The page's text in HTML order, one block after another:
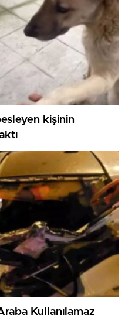
kişinin
Kullanılamaz